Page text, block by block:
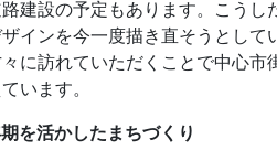
建設の予定もあります。こうし
ザインを今一度描き直そうとし
々に訪れていただくことで中心
います。
を活かしたまちづくり